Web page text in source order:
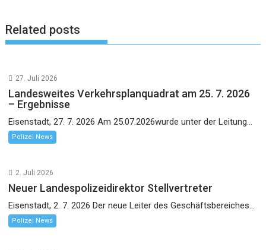
Related posts
27. Juli 2026
Landesweites Verkehrsplanquadrat am 25. 7. 2026
– Ergebnisse
Eisenstadt, 27. 7. 2026 Am 25.07.2026wurde unter der Leitung...
Polizei News
2. Juli 2026
Neuer Landespolizeidirektor Stellvertreter
Eisenstadt, 2. 7. 2026 Der neue Leiter des Geschäftsbereiches...
Polizei News